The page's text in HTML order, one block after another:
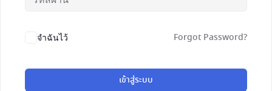
จำฉันไว้ Forgot Password?
เข้าสู่ระบบ